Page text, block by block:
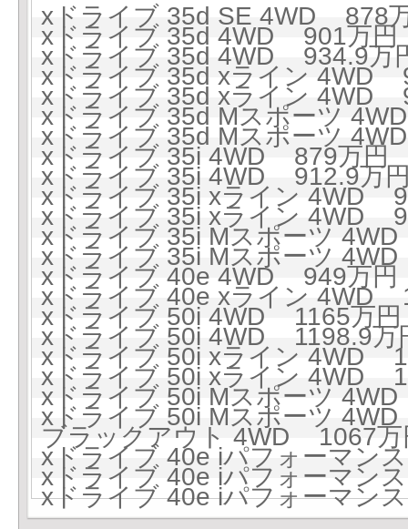
xドライブ 35d SE 4WD 878
xドライブ 35d 4WD 901万
xドライブ 35d 4WD 934.9万
xドライブ 35d xライン 4WD
xドライブ 35d xライン 4WD
xドライブ 35d Mスポーツ
xドライブ 35d Mスポーツ
xドライブ 35i 4WD 879万円
xドライブ 35i 4WD 912.9万
xドライブ 35i xライン 4WD
xドライブ 35i xライン 4WD
xドライブ 35i Mスポーツ
xドライブ 35i Mスポーツ
xドライブ 40e 4WD 949万
xドライブ 40e xライン 4WD
xドライブ 50i 4WD 1165万
xドライブ 50i 4WD 1198.9
xドライブ 50i xライン 4WD
xドライブ 50i xライン 4WD
xドライブ 50i Mスポーツ
xドライブ 50i Mスポーツ
ブラックアウト 4WD 1067
xドライブ 40e iパフォーマ
xドライブ 40e iパフォーマン
xドライブ 40e iパフォーマン